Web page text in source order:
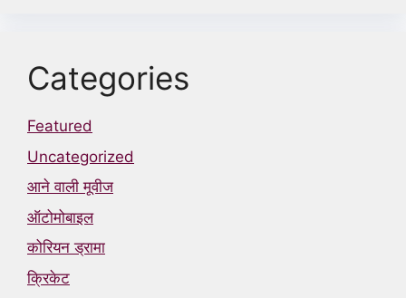
Categories
Featured
Uncategorized
आने वाली मूवीज
ऑटोमोबाइल
कोरियन ड्रामा
क्रिकेट